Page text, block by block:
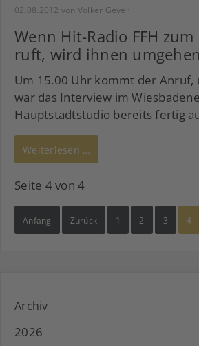
02.08.2012 von Volker Geyer
Wenn Hit-Radio FFH
ruft, wird ihnen
Um 15.00 Uhr kommt der Anruf,
war das Interview im
Hauptstadtstudio bereits fertig
Weiterlesen …
Seite 4 von 4
Anfang Zurück 1 2 3 4
Archiv
2026